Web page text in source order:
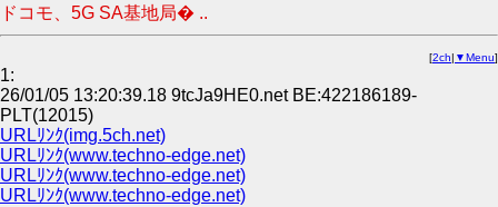
ドコモ、5G SA基地局� ..
[2ch| ▼Menu]
1:
26/01/05 13:20:39.18 9tcJa9HE0.net BE:422186189-
PLT(12015)
URLﾘﾝｸ(img.5ch.net)
URLﾘﾝｸ(www.techno-edge.net)
URLﾘﾝｸ(www.techno-edge.net)
URLﾘﾝｸ(www.techno-edge.net)